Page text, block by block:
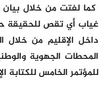
كما لفتت من خلال بيان
غياب أي تقص للحقيقة
داخل الإقليم من
المحطات الجهوية
للمؤتمر الخامس للكتابة